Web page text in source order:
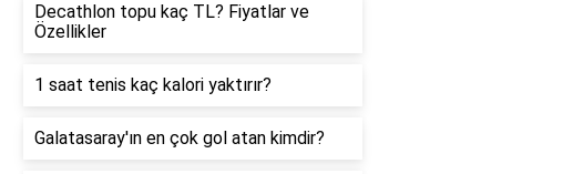
Decathlon topu kaç TL? Fiyatlar ve
Özellikler
1 saat tenis kaç kalori yaktırır?
Galatasaray'ın en çok gol atan kimdir?